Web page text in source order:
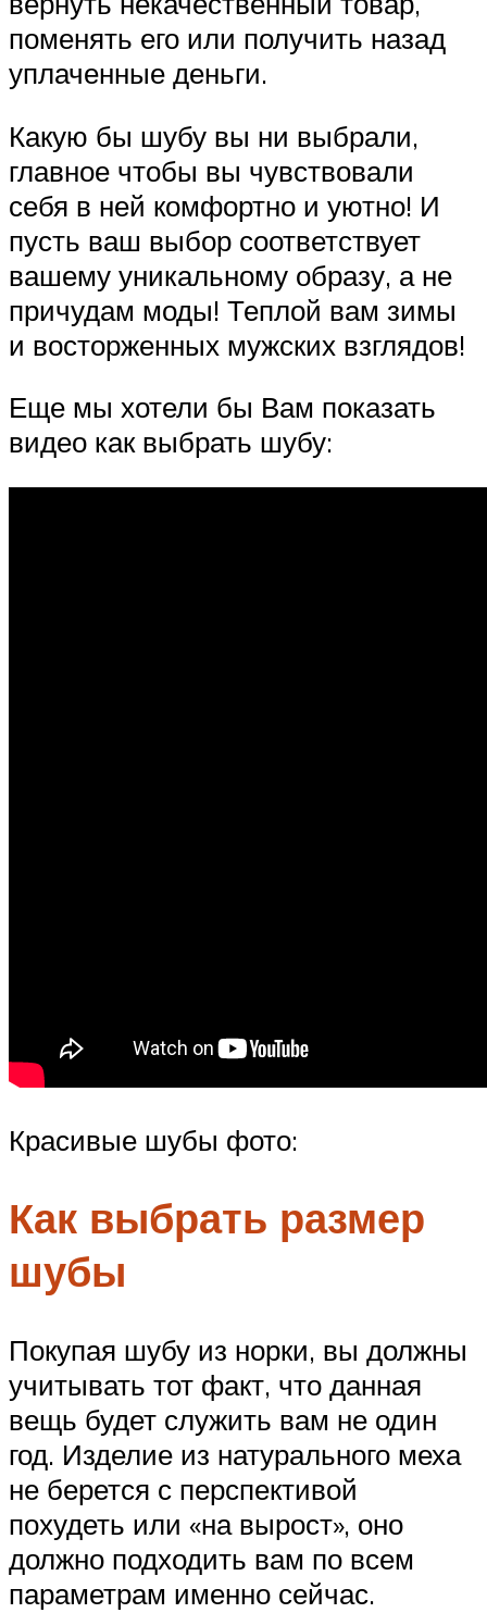
поменять его или получить назад
уплаченные деньги.
Какую бы шубу вы ни выбрали,
главное чтобы вы чувствовали
себя в ней комфортно и уютно! И
пусть ваш выбор соответствует
вашему уникальному образу, а не
причудам моды! Теплой вам зимы
и восторженных мужских взглядов!
Еще мы хотели бы Вам показать
видео как выбрать шубу:
Красивые шубы фото:
Как выбрать размер
шубы
Покупая шубу из норки, вы должны
учитывать тот факт, что данная
вещь будет служить вам не один
год. Изделие из натурального меха
не берется с перспективой
похудеть или «на вырост», оно
должно подходить вам по всем
параметрам именно сейчас.